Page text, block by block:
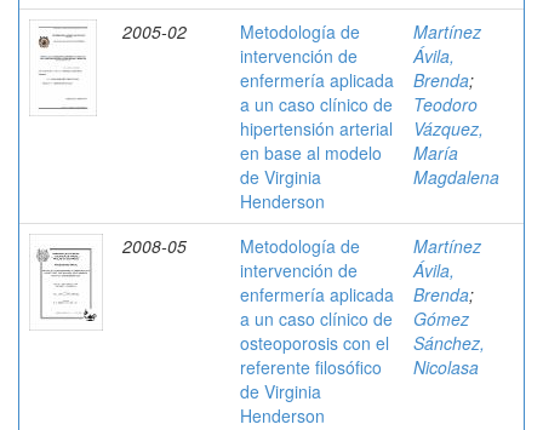
2005-02
Metodología de
intervención de
enfermería aplicada
a un caso clínico de
hipertensión arterial
en base al modelo
de Virginia
Henderson
Martínez
Ávila,
Brenda;
Teodoro
Vázquez,
María
Magdalena
2008-05
Metodología de
intervención de
enfermería aplicada
a un caso clínico de
osteoporosis con el
referente filosófico
de Virginia
Henderson
Martínez
Ávila,
Brenda;
Gómez
Sánchez,
Nicolasa